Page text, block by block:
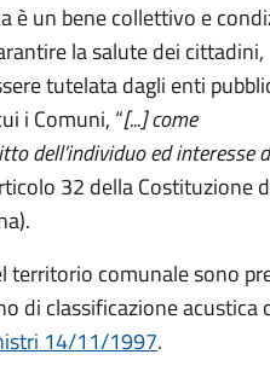
è un bene collettivo e
la salute dei cittadini,
tutelata dagli enti
i Comuni, “[...] come
dell’individuo ed interesse
32 della Costituzione
territorio comunale sono
di classificazione acustica
14/11/1997.